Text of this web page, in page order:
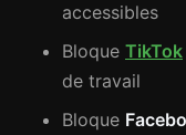
accessibles
Bloque TikTok
de travail
Bloque